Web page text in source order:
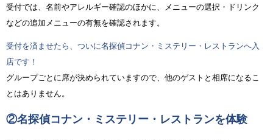
受付では、名前やアレルギー確認のほかに、メニューの選択・ドリンク
などの追加メニューの有無を確認されます。
受付を済ませたら、ついに名探偵コナン・ミステリー・レストランへ入
店です！
グループごとに席が決められていますので、他のゲストと相席になるこ
とはありません。
②名探偵コナン・ミステリー・レストランを体験